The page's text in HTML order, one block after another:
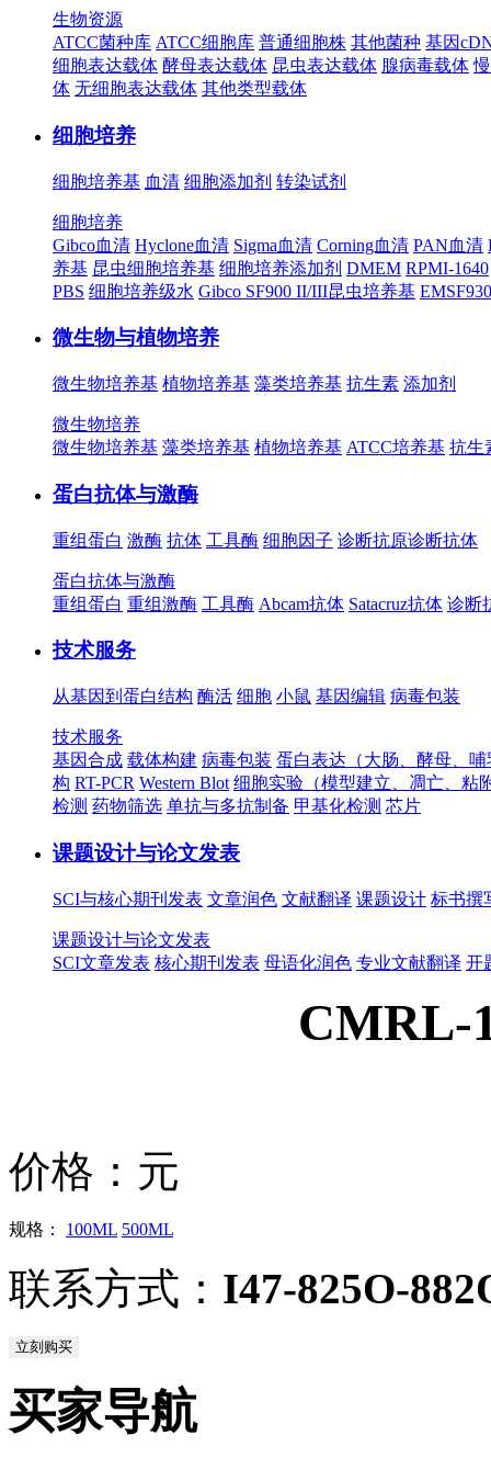
生物资源
ATCC菌种库 ATCC细胞库 普通细胞株 其他菌种 基因
细胞表达载体 酵母表达载体 昆虫表达载体 腺病毒载体
体 无细胞表达载体 其他类型载体
细胞培养
细胞培养基 血清 细胞添加剂 转染试剂
细胞培养
Gibco血清 Hyclone血清 Sigma血清 Corning血清 PAN血清
养基 昆虫细胞培养基 细胞培养添加剂 DMEM RPMI-1640
PBS 细胞培养级水 Gibco SF900 II/III昆虫培养基
微生物与植物培养
微生物培养基 植物培养基 藻类培养基 抗生素 添加剂
微生物培养
微生物培养基 藻类培养基 植物培养基 ATCC培养基 抗生
蛋白抗体与激酶
重组蛋白 激酶 抗体 工具酶 细胞因子 诊断抗原诊断抗体
蛋白抗体与激酶
重组蛋白 重组激酶 工具酶 Abcam抗体 Satacruz抗体 诊断
技术服务
从基因到蛋白结构 酶活 细胞 小鼠 基因编辑 病毒包装
技术服务
基因合成 载体构建 病毒包装 蛋白表达（大肠、酵母、
构 RT-PCR Western Blot 细胞实验（模型建立、凋亡、粘
检测 药物筛选 单抗与多抗制备 甲基化检测 芯片
课题设计与论文发表
SCI与核心期刊发表 文章润色 文献翻译 课题设计 标书撰
课题设计与论文发表
SCI文章发表 核心期刊发表 母语化润色 专业文献翻译 开
CMRL-
价格： 元
规格： 100ML 500ML
联系方式： I47-825O-
立刻购买
买家导航